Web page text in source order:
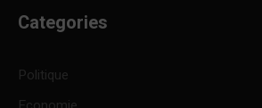
Categories
Politique